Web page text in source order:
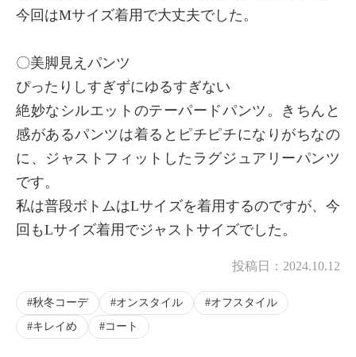
今回はMサイズ着用で大丈夫でした。
〇美脚見えパンツ
ぴったりしすぎずにゆるすぎない
絶妙なシルエットのテーパードパンツ。きちんと
感があるパンツは着るとピチピチになりがちなの
に、ジャストフィットしたラグジュアリーパンツ
です。
私は普段ボトムはLサイズを着用するのですが、今
回もLサイズ着用でジャストサイズでした。
投稿日： 2024.10.12
秋冬コーデ オンスタイル
オフスタイル
キレイめ
コート